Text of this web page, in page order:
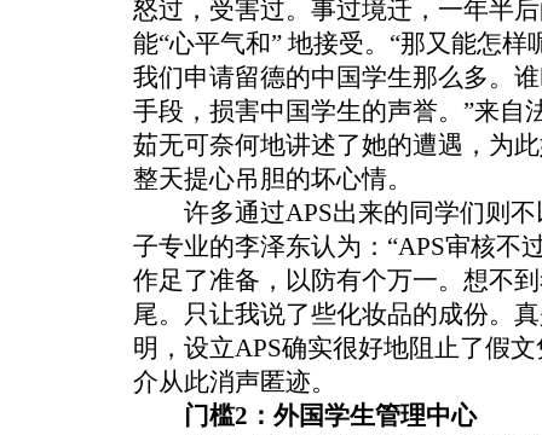
怒过，受害过。事过境迁，一年半
能“心平气和” 地接受。“那又能怎
我们申请留德的中国学生那么多。
手段，损害中国学生的声誉。”来自
茹无可奈何地讲述了她的遭遇，为
整天提心吊胆的坏心情。
许多通过APS出来的同学们则不
子专业的李泽东认为：“APS审核不
作足了准备，以防有个万一。想不
尾。只让我说了些化妆品的成份。
明，设立APS确实很好地阻止了假
介从此消声匿迹。
门槛2：外国学生管理中心